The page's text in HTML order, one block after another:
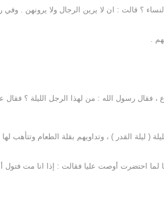
؟ قالت : ان لا يرين الرجال ولا يرونهن . وفي
.
فقال رسول الله : من لهذا الرجل الليلة ؟
( ليلة القدر ) ، وتداويهم بقلة الطعام وتتأهب
لما احتضرت أوصت عليا فقالت : إذا انا مت